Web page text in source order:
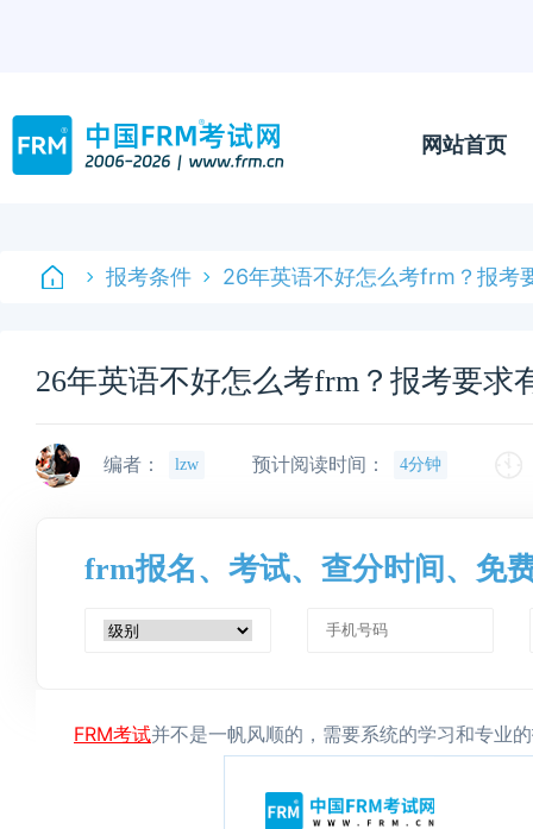
网站首页
报考条件 26年英语不好怎么考frm？报考
26年英语不好怎么考frm？报考要求
编者： lzw 预计阅读时间： 4分钟
frm报名、考试、查分时间、免
FRM考试并不是一帆风顺的，需要系统的学习和专业